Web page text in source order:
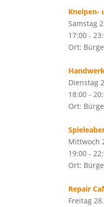
Kneipen-
Samstag
17:00 -
Ort:
Dienstag
18:00 -
Ort:
Mittwoch
19:00 -
Ort:
Repair
Freitag